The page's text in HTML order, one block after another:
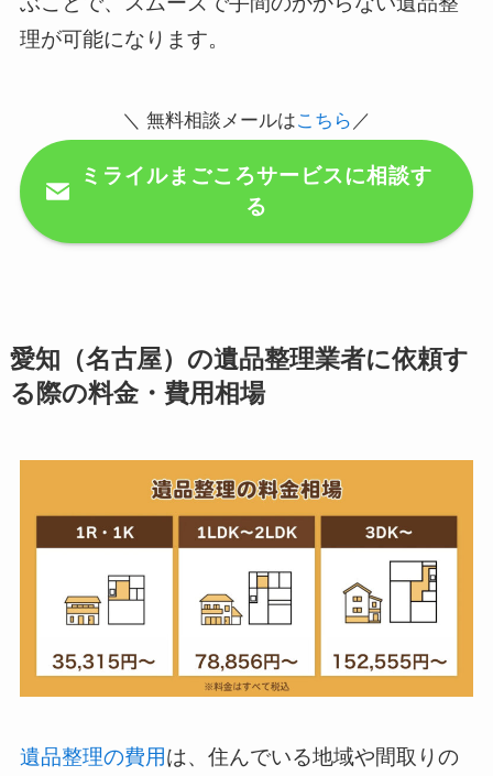
理が可能になります。
＼ 無料相談メールはこちら ／
ミライルまごころサービスに相談す
る
愛知（名古屋）の遺品整理業者に依頼す
る際の料金・費用相場
遺品整理の費用は、住んでいる地域や間取りの